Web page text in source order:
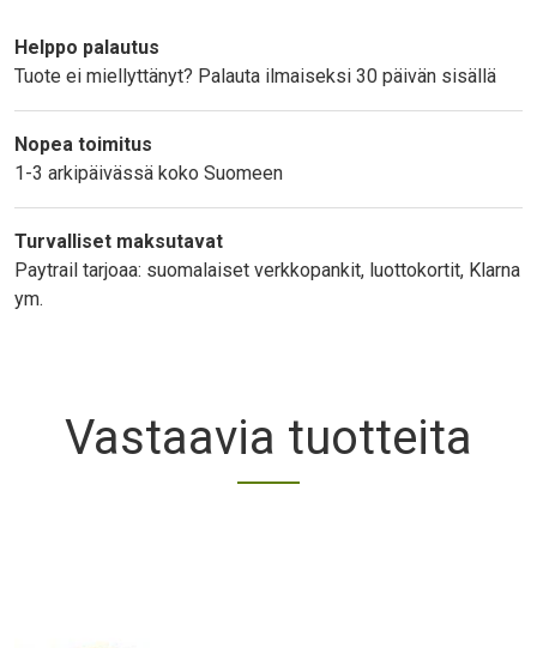
Text
Helppo palautus
Tuote ei miellyttänyt? Palauta ilmaiseksi 30 päivän sisällä
Nopea toimitus
1-3 arkipäivässä koko Suomeen
Turvalliset maksutavat
Paytrail tarjoaa: suomalaiset verkkopankit, luottokortit, Klarna
ym.
Vastaavia tuotteita